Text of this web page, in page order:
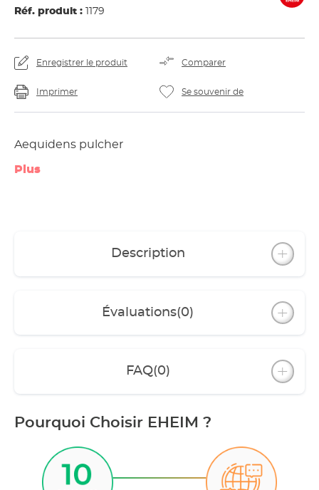
Réf. produit :
1179
Enregistrer le produit Comparer
Imprimer Se souvenir de
Aequidens pulcher
Plus
Description
Évaluations(0)
FAQ(0)
Pourquoi Choisir EHEIM ?